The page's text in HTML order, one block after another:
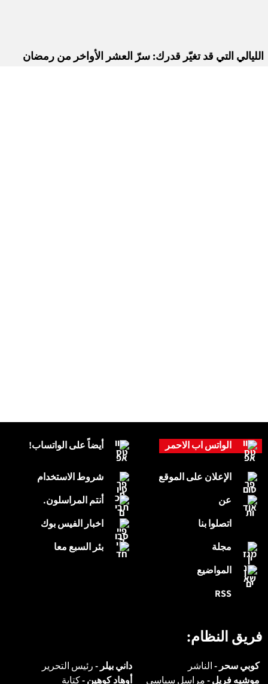
الليالي التي قد تغيّر قدرك: سرّ العشر الأواخر من رمضان
أيضاً على الواتساب!
شروط الاستخدام
أنتم المراسلون.
اخبار الفيس بوك
بئر السبع معا
الواتس اب الاحمر
الإعلان على الموقع
عن
اتصلوا بنا
مجلة
المواضيع
RSS
فريق النظام:
كوبي سحر -الناشر داني بيلر -رئيس التحرير
موشيه فريل -مراسل سياسي أوهاد كوهين -كتابة